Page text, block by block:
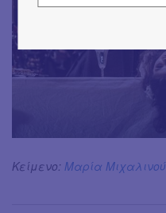
Κείμενο: Μαρία Μιχαλινού